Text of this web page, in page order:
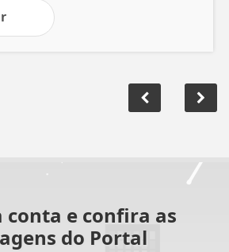
conta e confira as
do Portal